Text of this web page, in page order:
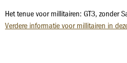
Het tenue voor millitairen: GT3, zonder
Verdere informatie voor millitairen in